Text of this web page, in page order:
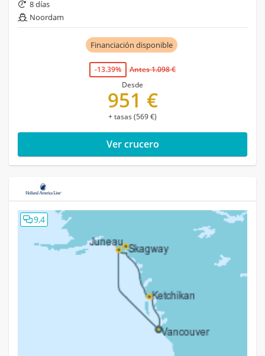
8 días
Noordam
Financiación disponible
-13.39%
Antes 1.098 €
Desde
951 €
+ tasas (569 €)
Ver crucero
9,4